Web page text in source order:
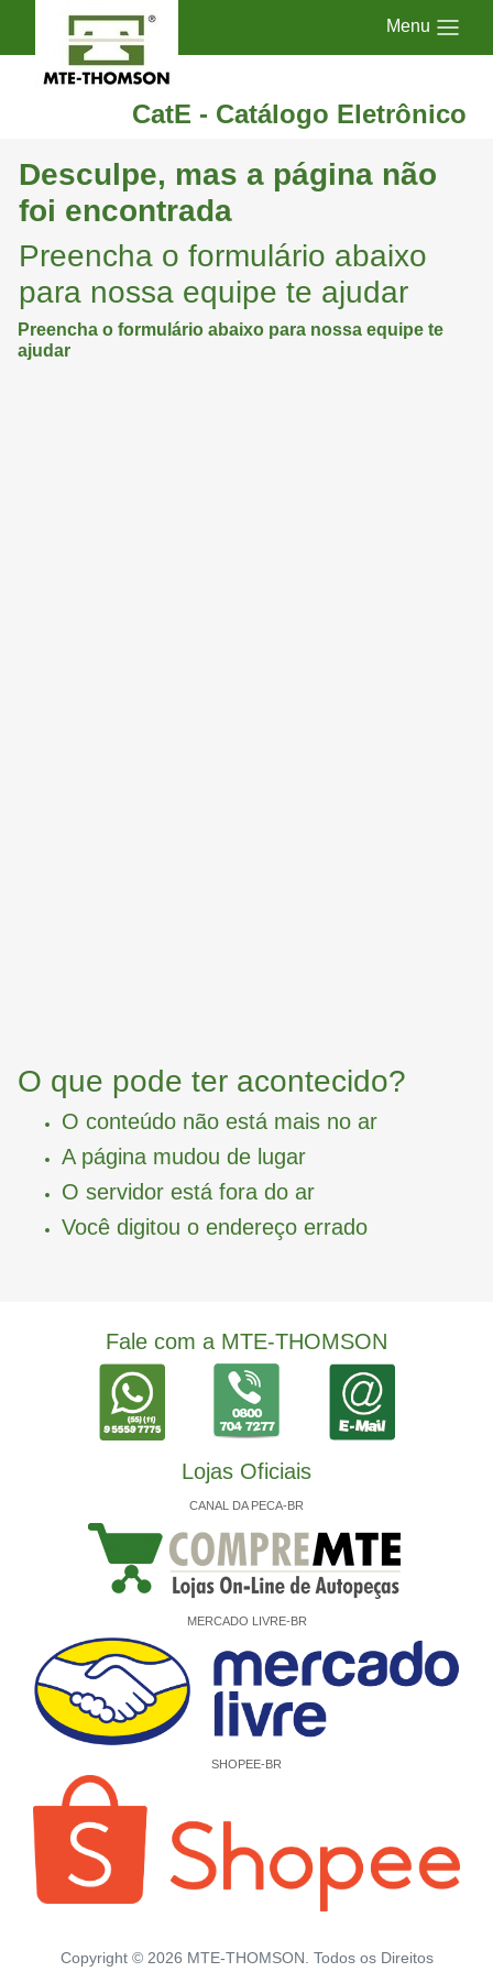
Menu
CatE - Catálogo Eletrônico
Desculpe, mas a página não
foi encontrada
Preencha o formulário abaixo
para nossa equipe te ajudar
Preencha o formulário abaixo para nossa equipe te
ajudar
O que pode ter acontecido?
O conteúdo não está mais no ar
A página mudou de lugar
O servidor está fora do ar
Você digitou o endereço errado
Fale com a MTE-THOMSON
Lojas Oficiais
CANAL DA PECA-BR
MERCADO LIVRE-BR
SHOPEE-BR
Copyright © 2026 MTE-THOMSON. Todos os Direitos